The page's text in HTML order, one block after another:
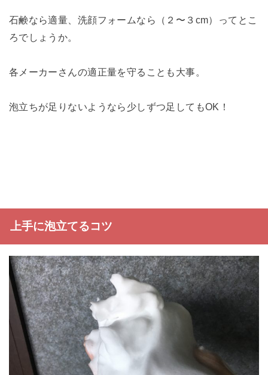
石鹸なら適量、洗顔フォームなら（２〜３cm）ってとこ
ろでしょうか。
各メーカーさんの適正量を守ることも大事。
泡立ちが足りないようなら少しずつ足してもOK！
上手に泡立てるコツ